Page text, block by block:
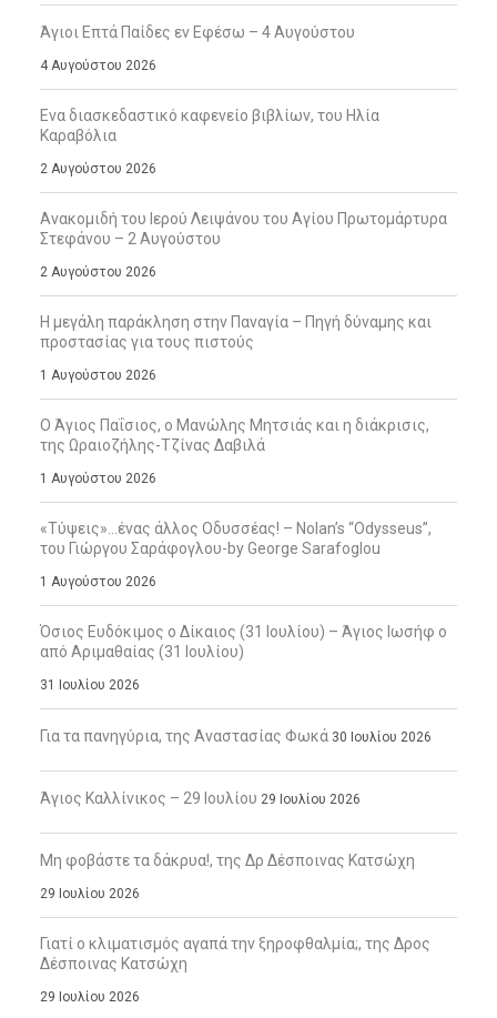
Άγιοι Επτά Παίδες εν Εφέσω – 4 Αυγούστου
4 Αυγούστου 2026
Ενα διασκεδαστικό καφενείο βιβλίων, του Ηλία
Καραβόλια
2 Αυγούστου 2026
Ανακομιδή του Ιερού Λειψάνου του Αγίου Πρωτομάρτυρα
Στεφάνου – 2 Αυγούστου
2 Αυγούστου 2026
Η μεγάλη παράκληση στην Παναγία – Πηγή δύναμης και
προστασίας για τους πιστούς
1 Αυγούστου 2026
Ο Άγιος Παΐσιος, ο Μανώλης Μητσιάς και η διάκρισις,
της Ωραιοζήλης-Τζίνας Δαβιλά
1 Αυγούστου 2026
«Τύψεις»…ένας άλλος Οδυσσέας! – Nolan’s “Odysseus”,
του Γιώργου Σαράφογλου-by George Sarafoglou
1 Αυγούστου 2026
Όσιος Ευδόκιμος ο Δίκαιος (31 Ιουλίου) – Άγιος Ιωσήφ ο
από Αριμαθαίας (31 Ιουλίου)
31 Ιουλίου 2026
Για τα πανηγύρια, της Αναστασίας Φωκά 30 Ιουλίου 2026
Άγιος Καλλίνικος – 29 Ιουλίου 29 Ιουλίου 2026
Μη φοβάστε τα δάκρυα!, της Δρ Δέσποινας Κατσώχη
29 Ιουλίου 2026
Γιατί ο κλιματισμός αγαπά την ξηροφθαλμία;, της Δρος
Δέσποινας Κατσώχη
29 Ιουλίου 2026